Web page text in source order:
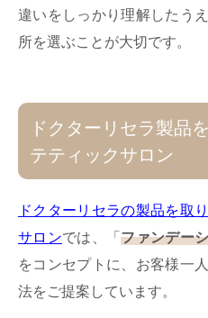
違いをしっかり理解したう
所を選ぶことが大切です。
ドクターリセラ製品
テティックサロン
ドクターリセラの製品を取
サロンでは、「ファンデー
をコンセプトに、お客様一
法をご提案しています。